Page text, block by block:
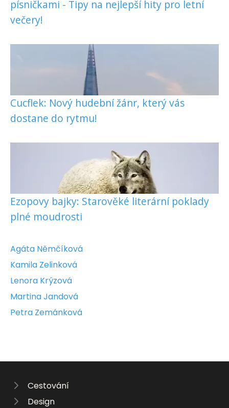
písničkami - Tipy na nejlepší hity pro letní
večery!
Cucflek: Nový hudební žánr, který vás
dostane do rytmu!
Ezopovy bajky: Starověké literární poklady
plné moudrosti
Agáta Němčíková
Kamila Zelinková
Lenora Krýzová
Martina Jandová
Petra Zemánková
Cestování
Design